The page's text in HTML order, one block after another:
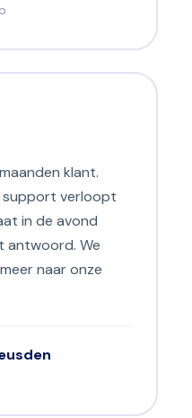
klant.
support verloopt
in de avond
antwoord. We
naar onze